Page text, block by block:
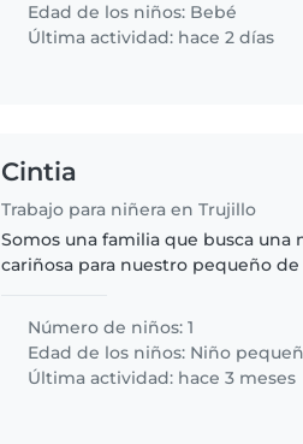
Edad de los niños: Bebé
Última actividad: hace 2 días
Cintia
Trabajo para niñera en Trujillo
Somos una familia que busca una
cariñosa para nuestro pequeño
viniera a nuestra casa..
Número de niños: 1
Edad de los niños: Niño
Última actividad: hace 3 meses